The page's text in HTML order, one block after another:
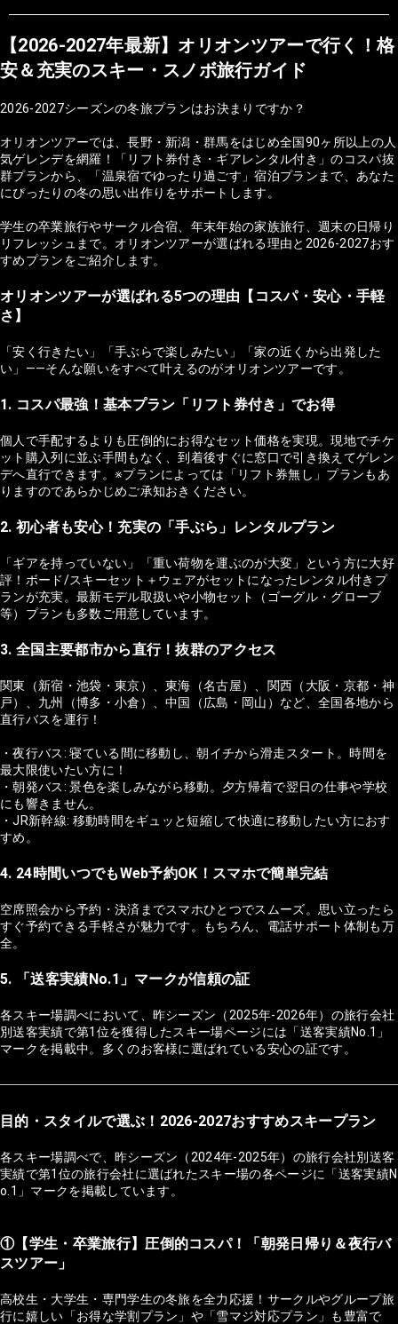
【2026-2027年最新】オリオンツアーで行く！格
安＆充実のスキー・スノボ旅行ガイド
2026-2027シーズンの冬旅プランはお決まりですか？
オリオンツアーでは、長野・新潟・群馬をはじめ全国90ヶ所以上の人
気ゲレンデを網羅！「リフト券付き・ギアレンタル付き」のコスパ抜
群プランから、「温泉宿でゆったり過ごす」宿泊プランまで、あなた
にぴったりの冬の思い出作りをサポートします。
学生の卒業旅行やサークル合宿、年末年始の家族旅行、週末の日帰り
リフレッシュまで。オリオンツアーが選ばれる理由と2026-2027おす
すめプランをご紹介します。
オリオンツアーが選ばれる5つの理由【コスパ・安心・手軽
さ】
「安く行きたい」「手ぶらで楽しみたい」「家の近くから出発した
い」——そんな願いをすべて叶えるのがオリオンツアーです。
1. コスパ最強！基本プラン「リフト券付き」でお得
個人で手配するよりも圧倒的にお得なセット価格を実現。現地でチケ
ット購入列に並ぶ手間もなく、到着後すぐに窓口で引き換えてゲレン
デへ直行できます。※プランによっては「リフト券無し」プランもあ
りますのであらかじめご承知おきください。
2. 初心者も安心！充実の「手ぶら」レンタルプラン
「ギアを持っていない」「重い荷物を運ぶのが大変」という方に大好
評！ボード/スキーセット＋ウェアがセットになったレンタル付きプ
ランが充実。最新モデル取扱いや小物セット（ゴーグル・グローブ
等）プランも多数ご用意しています。
3. 全国主要都市から直行！抜群のアクセス
関東（新宿・池袋・東京）、東海（名古屋）、関西（大阪・京都・神
戸）、九州（博多・小倉）、中国（広島・岡山）など、全国各地から
直行バスを運行！
・夜行バス: 寝ている間に移動し、朝イチから滑走スタート。時間を
最大限使いたい方に！
・朝発バス: 景色を楽しみながら移動。夕方帰着で翌日の仕事や学校
にも響きません。
・JR新幹線: 移動時間をギュッと短縮して快適に移動したい方におす
すめ。
4. 24時間いつでもWeb予約OK！スマホで簡単完結
空席照会から予約・決済までスマホひとつでスムーズ。思い立ったら
すぐ予約できる手軽さが魅力です。もちろん、電話サポート体制も万
全。
5. 「送客実績No.1」マークが信頼の証
各スキー場調べにおいて、昨シーズン（2025年-2026年）の旅行会社
別送客実績で第1位を獲得したスキー場ページには「送客実績No.1」
マークを掲載中。多くのお客様に選ばれている安心の証です。
目的・スタイルで選ぶ！2026-2027おすすめスキープラン
各スキー場調べで、昨シーズン（2024年-2025年）の旅行会社別送客
実績で第1位の旅行会社に選ばれたスキー場の各ページに「送客実績N
o.1」マークを掲載しています。
①【学生・卒業旅行】圧倒的コスパ！「朝発日帰り＆夜行バ
スツアー」
高校生・大学生・専門学生の冬旅を全力応援！サークルやグループ旅
行に嬉しい「お得な学割プラン」や「雪マジ対応プラン」も豊富で